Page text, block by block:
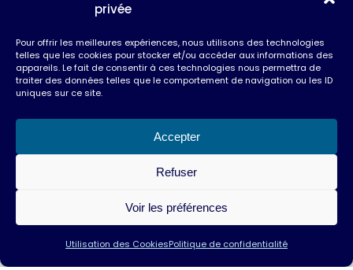
privée
Pour offrir les meilleures expériences, nous utilisons des technologies
telles que les cookies pour stocker et/ou accéder aux informations des
appareils. Le fait de consentir à ces technologies nous permettra de
traiter des données telles que le comportement de navigation ou les ID
uniques sur ce site.
Accepter
Refuser
Voir les préférences
Utilisation des CookiesPolitique de confidentialité